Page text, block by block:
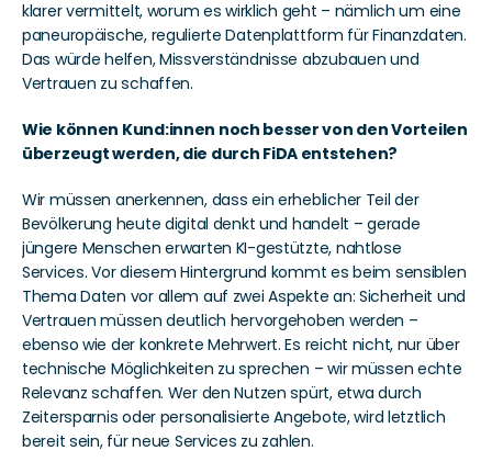
klarer vermittelt, worum es wirklich geht – nämlich um eine
paneuropäische, regulierte Datenplattform für Finanzdaten.
Das würde helfen, Missverständnisse abzubauen und
Vertrauen zu schaffen.
Wie können Kund:innen noch besser von den Vorteilen
überzeugt werden, die durch FiDA entstehen?
Wir müssen anerkennen, dass ein erheblicher Teil der
Bevölkerung heute digital denkt und handelt – gerade
jüngere Menschen erwarten KI-gestützte, nahtlose
Services. Vor diesem Hintergrund kommt es beim sensiblen
Thema Daten vor allem auf zwei Aspekte an: Sicherheit und
Vertrauen müssen deutlich hervorgehoben werden –
ebenso wie der konkrete Mehrwert. Es reicht nicht, nur über
technische Möglichkeiten zu sprechen – wir müssen echte
Relevanz schaffen. Wer den Nutzen spürt, etwa durch
Zeitersparnis oder personalisierte Angebote, wird letztlich
bereit sein, für neue Services zu zahlen.